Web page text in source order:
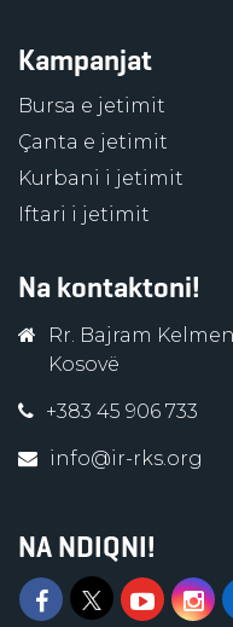
Kampanjat
Bursa e jetimit
Çanta e jetimit
Kurbani i jetimit
Iftari i jetimit
Na kontaktoni!
Rr. Bajram
Kosovë
+383 45 906 733
info@ir-rks.org
NA NDIQNI!